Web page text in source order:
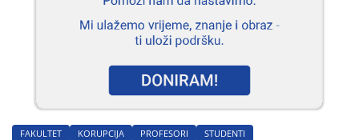
FAKULTET KORUPCIJA PROFESORI
STUDENTI